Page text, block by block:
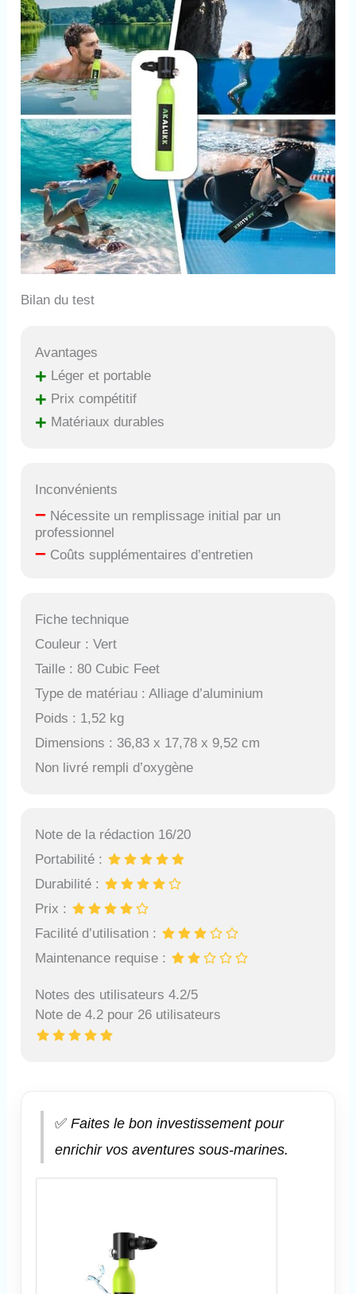
Bilan du test
Avantages
+ Léger et portable
+ Prix compétitif
+ Matériaux durables
Inconvénients
– Nécessite un remplissage initial par un
professionnel
– Coûts supplémentaires d’entretien
Fiche technique
Couleur : Vert
Taille : 80 Cubic Feet
Type de matériau : Alliage d’aluminium
Poids : 1,52 kg
Dimensions : 36,83 x 17,78 x 9,52 cm
Non livré rempli d’oxygène
Note de la rédaction 16/20
Portabilité :
Durabilité :
Prix :
Facilité d’utilisation :
Maintenance requise :
Notes des utilisateurs 4.2/5
Note de 4.2 pour 26 utilisateurs
✅ Faites le bon investissement pour
enrichir vos aventures sous-marines.